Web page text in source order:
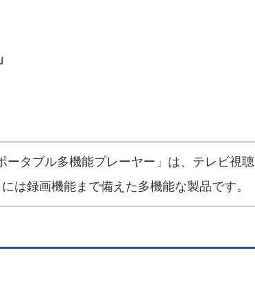
ータブル多機能プレーヤー」は、テレビ視聴
は録画機能まで備えた多機能な製品です。